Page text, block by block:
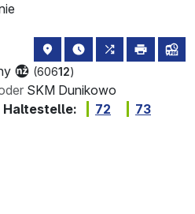
(60612)
Haltestellenstandort auf
die nächsten
alle Linien,
drucken
SKM Dunikowo
Haltestelle:
72
73